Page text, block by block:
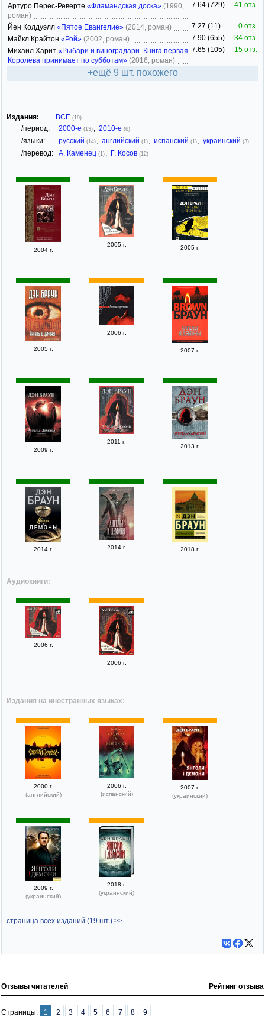
Артуро Перес-Реверте «Фламандская доска» (1990,
роман)
7.64 (729) 41 отз.
Йен Колдуэлл «Пятое Евангелие» (2014, роман) 7.27 (11)
0 отз.
Майкл Крайтон «Рой» (2002, роман) 7.90 (655)
34 отз.
Михаил Харит «Рыбари и виноградари. Книга первая.
Королева принимает по субботам» (2016, роман)
7.65 (105) 15 отз.
+ещё 9 шт. похожего
Издания: ВСЕ (19)
/период: 2000-е (13) , 2010-е (6)
/языки: русский (14) , английский (1) , испанский (1) , украинский (3)
/перевод: А. Каменец (1) , Г. Косов (12)
2004 г.
2005 г. 2005 г.
2005 г.
2006 г.
2007 г.
2009 г.
2011 г.
2013 г.
2014 г. 2014 г. 2018 г.
Аудиокниги:
2006 г.
2006 г.
Издания на иностранных языках:
2000 г.
(английский)
2006 г.
(испанский)
2007 г.
(украинский)
2009 г.
(украинский)
2018 г.
(украинский)
страница всех изданий (19 шт.) >>
Отзывы читателей Рейтинг отзыва
Страницы: 1 2 3 4 5 6 7 8 9